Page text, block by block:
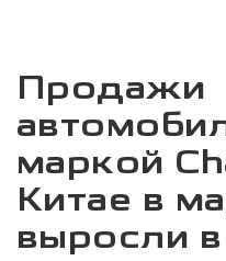
Продажи
маркой
Китае в
выросли